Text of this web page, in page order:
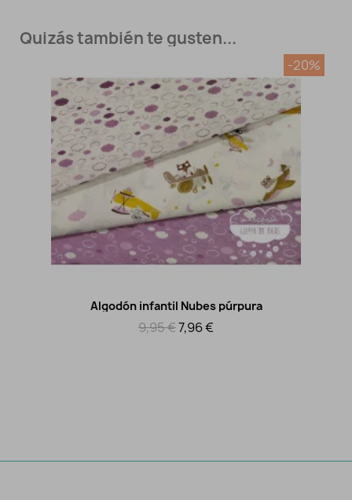
Quizás también te gusten...
Vista rápida
-20%
Algodón infantil Nubes púrpura
9,95 €7,96 €